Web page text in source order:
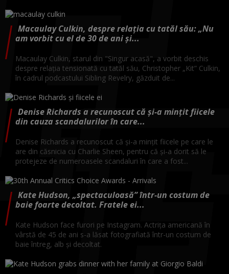
Macaulay Culkin, despre relația cu tatăl său: „Nu
am vorbit cu el de 30 de ani și...
Macaulay Culkin, starul din "Singur acasă", a vorbit deschis
despre relația tensionată cu tatăl său, Christopher „Kit” Culkin,
în cadrul podcastului Sibling Revelry, găzduit de...
Denise Richards a recunoscut că și-a mințit fiicele
din cauza scandalurilor în care...
Denise Richards a recunoscut că și-a mințit fiicele pe care le
are din căsnicia cu Charlie Sheen, pentru că și-a dorit să le
protejeze de numeroasele scandaluri în care a fost...
Kate Hudson, „spectaculoasă” într-un costum de
baie foarte decoltat. Fratele ei...
Kate Hudson face furori pe Instagram. Actrița americană în
vârstă de 45 de ani s-a lăsat fotografiată într-un costum de
baie întreg, alb și decoltat.